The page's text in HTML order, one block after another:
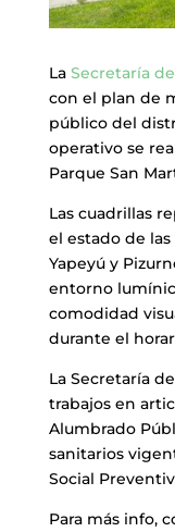
La Secretaría
con el plan de
público del
operativo se
Parque San
Las cuadrillas
el estado de
Yapeyú y
entorno
comodidad
durante el
La Secretaría
trabajos en
Alumbrado
sanitarios
Social
Para más info,